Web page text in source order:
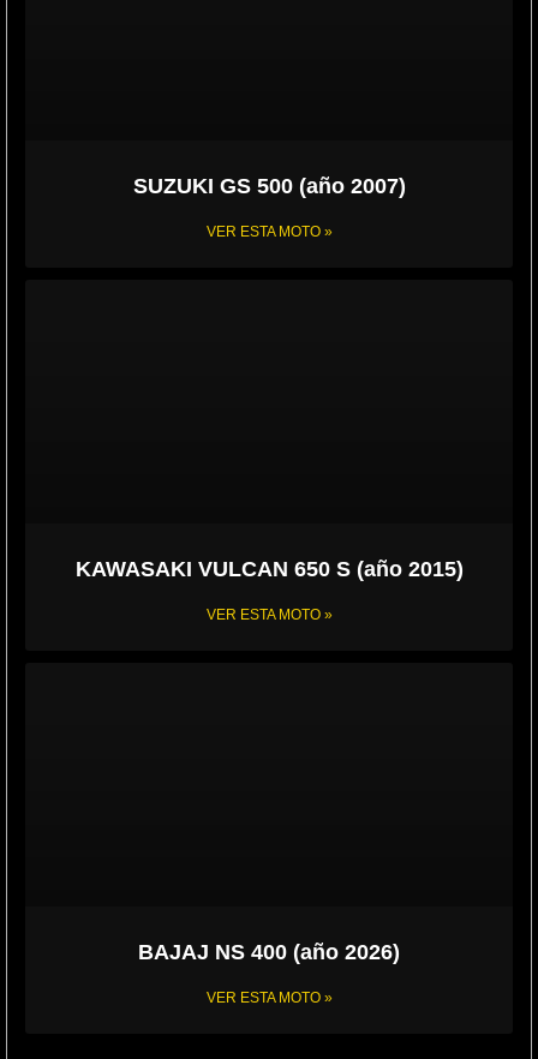
SUZUKI GS 500 (año 2007)
VER ESTA MOTO »
KAWASAKI VULCAN 650 S (año 2015)
VER ESTA MOTO »
BAJAJ NS 400 (año 2026)
VER ESTA MOTO »